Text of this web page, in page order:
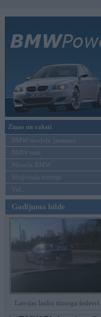
Ziņas un raksti
BMW modeļu jaunumi
BMW testi
Mēneša BMW
Sērijveida tūnings
Vel...
Gadījuma bilde
Latvijas lauku tūninga šedevri